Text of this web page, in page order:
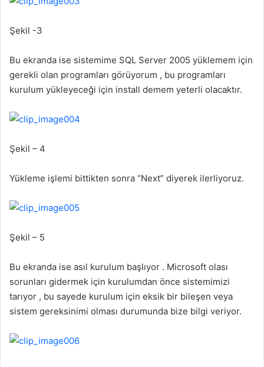
Şekil -3
Bu ekranda ise sistemime SQL Server 2005 yüklemem için
gerekli olan programları görüyorum , bu programları
kurulum yükleyeceği için install demem yeterli olacaktır.
Şekil – 4
Yükleme işlemi bittikten sonra “Next” diyerek ilerliyoruz.
Şekil – 5
Bu ekranda ise asıl kurulum başlıyor . Microsoft olası
sorunları gidermek için kurulumdan önce sistemimizi
tarıyor , bu sayede kurulum için eksik bir bileşen veya
sistem gereksinimi olması durumunda bize bilgi veriyor.